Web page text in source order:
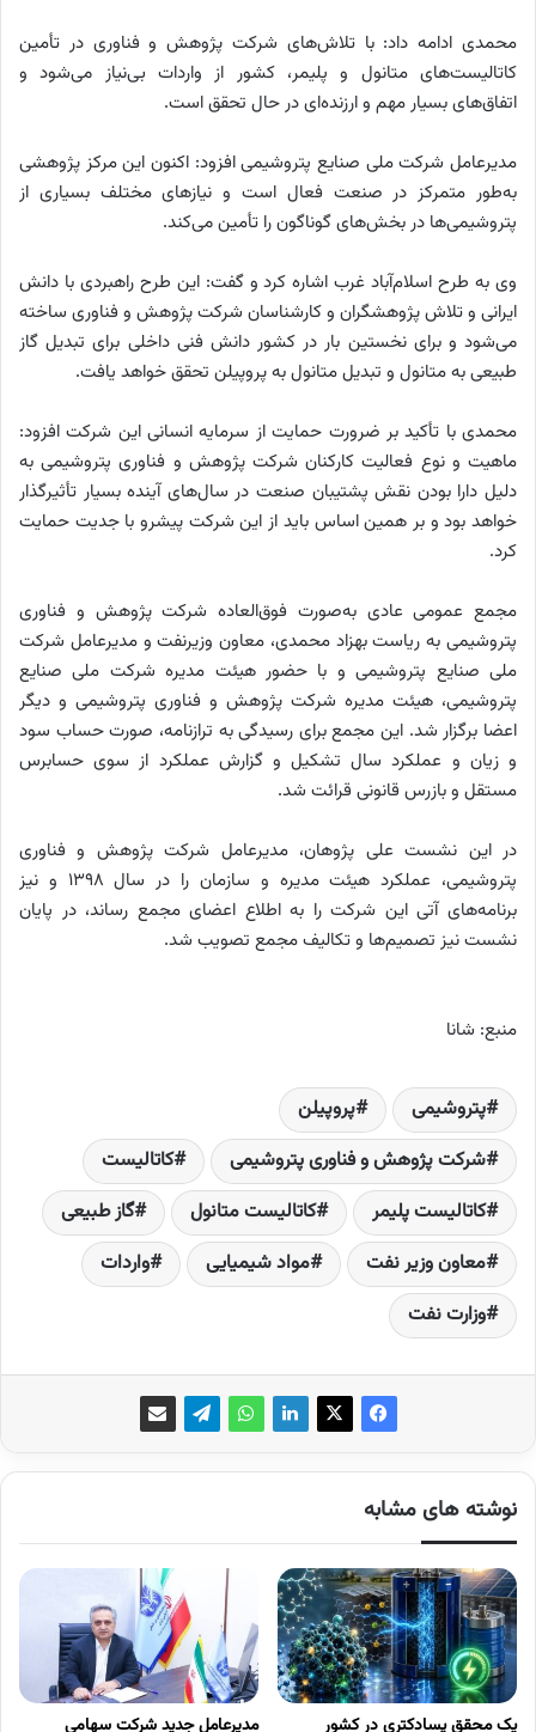
محمدی ادامه داد: با تلاش‌های شرکت پژوهش و فناوری در تأمین
کاتالیست‌های متانول و پلیمر، کشور از واردات بی‌نیاز می‌شود و
اتفاق‌های بسیار مهم و ارزنده‌ای در حال تحقق است.
مدیرعامل شرکت ملی صنایع پتروشیمی افزود: اکنون این مرکز پژوهشی
به‌طور متمرکز در صنعت فعال است و نیازهای مختلف بسیاری از
پتروشیمی‌ها در بخش‌های گوناگون را تأمین می‌کند.
وی به طرح اسلام‌آباد غرب اشاره کرد و گفت: این طرح راهبردی با دانش
ایرانی و تلاش پژوهشگران و کارشناسان شرکت پژوهش و فناوری ساخته
می‌شود و برای نخستین بار در کشور دانش فنی داخلی برای تبدیل گاز
طبیعی به متانول و تبدیل متانول به پروپیلن تحقق خواهد یافت.
محمدی با تأکید بر ضرورت حمایت از سرمایه انسانی این شرکت افزود:
ماهیت و نوع فعالیت کارکنان شرکت پژوهش و فناوری پتروشیمی به
دلیل دارا بودن نقش پشتیبان صنعت در سال‌های آینده بسیار تأثیرگذار
خواهد بود و بر همین اساس باید از این شرکت پیشرو با جدیت حمایت
کرد.
مجمع عمومی عادی به‌صورت فوق‌العاده شرکت پژوهش و فناوری
پتروشیمی به ریاست بهزاد محمدی، معاون وزیرنفت و مدیرعامل شرکت
ملی صنایع پتروشیمی و با حضور هیئت مدیره شرکت ملی صنایع
پتروشیمی، هیئت مدیره شرکت پژوهش و فناوری پتروشیمی و دیگر
اعضا برگزار شد. این مجمع برای رسیدگی به ترازنامه، صورت حساب سود
و زیان و عملکرد سال تشکیل و گزارش عملکرد از سوی حسابرس
مستقل و بازرس قانونی قرائت شد.
در این نشست علی پژوهان، مدیرعامل شرکت پژوهش و فناوری
پتروشیمی، عملکرد هیئت مدیره و سازمان را در سال ۱۳۹۸ و نیز
برنامه‌های آتی این شرکت را به اطلاع اعضای مجمع رساند، در پایان
نشست نیز تصمیم‌ها و تکالیف مجمع تصویب شد.
منبع: شانا
پتروشیمی
پروپیلن
شرکت پژوهش و فناوری پتروشیمی
کاتالیست
کاتالیست پلیمر
کاتالیست متانول
گاز طبیعی
معاون وزیر نفت
مواد شیمیایی
واردات
وزارت نفت
نوشته های مشابه
یک محقق پسادکتری در کشور مدیرعامل جدید شرکت سهامی